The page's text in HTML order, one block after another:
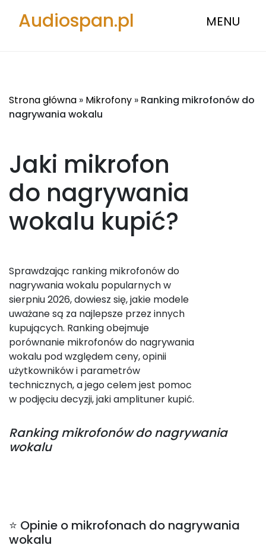
Audiospan.pl MENU
Strona główna » Mikrofony » Ranking mikrofonów do
nagrywania wokalu
Jaki mikrofon
do nagrywania
wokalu kupić?
Sprawdzając ranking mikrofonów do
nagrywania wokalu popularnych w
sierpniu 2026, dowiesz się, jakie modele
uważane są za najlepsze przez innych
kupujących. Ranking obejmuje
porównanie mikrofonów do nagrywania
wokalu pod względem ceny, opinii
użytkowników i parametrów
technicznych, a jego celem jest pomoc
w podjęciu decyzji, jaki amplituner kupić.
Rankingmikrofonów do nagrywania
wokalu
⭐ Opinie o mikrofonach do nagrywania
wokalu